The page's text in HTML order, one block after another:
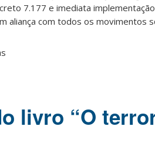
7.177 e imediata
aliança com todos os movimentos
livro “O